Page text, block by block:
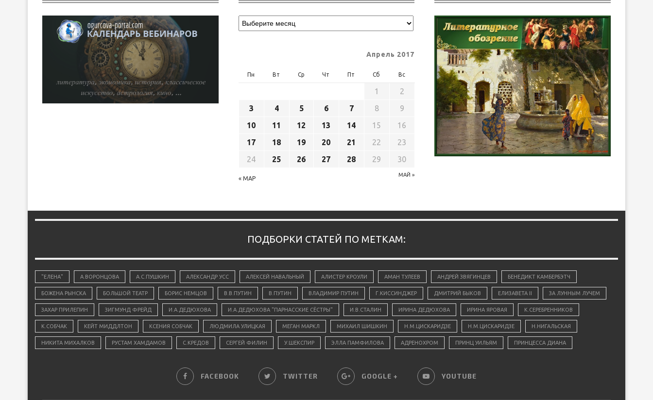
Апрель 2017
Пн Вт Ср Чт Пт Сб Вс
« МАР
МАЙ »
1
2
3
4 5 6 7 8
9
10
11 12 13 14 15
16
17
18 19 20 21 22
23
24
25 26 27 28 29 30
ПОДБОРКИ СТАТЕЙ ПО МЕТКАМ:
"ЕЛЕНА" А.ВОРОНЦОВА А.С.ПУШКИН АЛЕКСАНДР УСС АЛЕКСЕЙ НАВАЛЬНЫЙ АЛИСТЕР КРОУЛИ АМАН ТУЛЕЕВ АНДРЕЙ ЗВЯГИНЦЕВ БЕНЕДИКТ КАМБЕРБЭТЧ
БОЖЕНА РЫНСКА БОЛЬШОЙ ТЕАТР БОРИС НЕМЦОВ В.В.ПУТИН В.ПУТИН ВЛАДИМИР ПУТИН Г.КИССИНДЖЕР ДМИТРИЙ БЫКОВ ЕЛИЗАВЕТА II ЗА ЛУННЫМ ЛУЧЕМ
ЗАХАР ПРИЛЕПИН ЗИГМУНД ФРЕЙД И.А.ДЕДЮХОВА И.А.ДЕДЮХОВА "ПАРНАССКИЕ СЁСТРЫ" И.В.СТАЛИН ИРИНА ДЕДЮХОВА ИРИНА ЯРОВАЯ К.СЕРЕБРЕННИКОВ
К.СОБЧАК КЕЙТ МИДДЛТОН КСЕНИЯ СОБЧАК ЛЮДМИЛА УЛИЦКАЯ МЕГАН МАРКЛ МИХАИЛ ШИШКИН Н.М.ЦИСКАРИДЗЕ Н.М.ЦИСКАРИДЗЕ Н.НИГАЛЬСКАЯ
НИКИТА МИХАЛКОВ РУСТАМ ХАМДАМОВ С.КРЕДОВ СЕРГЕЙ ФИЛИН У.ШЕКСПИР ЭЛЛА ПАМФИЛОВА АДРЕНОХРОМ ПРИНЦ УИЛЬЯМ ПРИНЦЕССА ДИАНА
FACEBOOK TWITTER GOOGLE + YOUTUBE